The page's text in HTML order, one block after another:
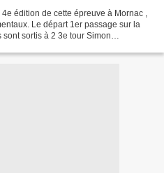
édition de cette épreuve à Mornac ,
passage sur la